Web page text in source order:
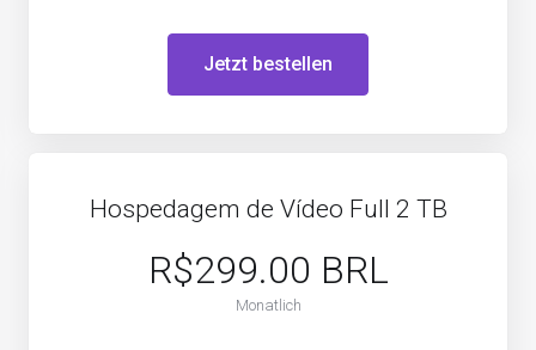
Jetzt bestellen
Hospedagem de Vídeo Full 2 TB
R$299.00 BRL
Monatlich